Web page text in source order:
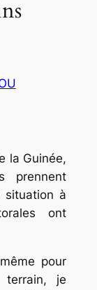
la Guinée,
prennent
situation à
ont
pour
terrain, je